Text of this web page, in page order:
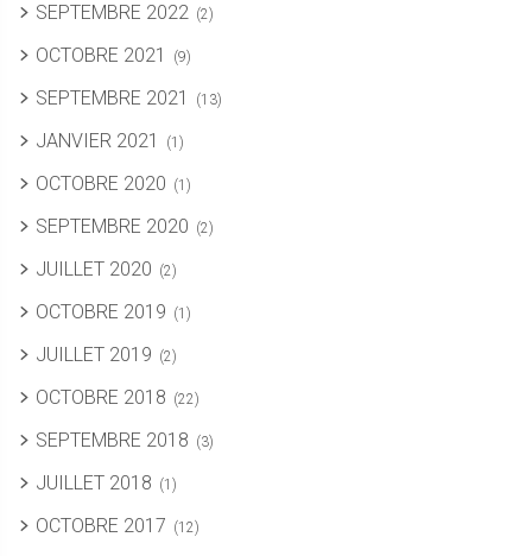
SEPTEMBRE 2022 (2)
OCTOBRE 2021 (9)
SEPTEMBRE 2021 (13)
JANVIER 2021 (1)
OCTOBRE 2020 (1)
SEPTEMBRE 2020 (2)
JUILLET 2020 (2)
OCTOBRE 2019 (1)
JUILLET 2019 (2)
OCTOBRE 2018 (22)
SEPTEMBRE 2018 (3)
JUILLET 2018 (1)
OCTOBRE 2017 (12)